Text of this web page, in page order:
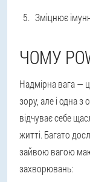
Зміцнює
ЧОМУ
Надмірна вага —
зору, але і одна
відчуває себе
житті. Багато
зайвою вагою
захворювань: